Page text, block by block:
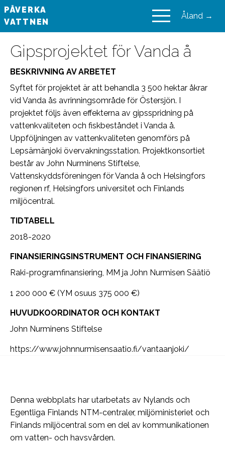
PÅVERKA
VATTNEN
Åland →
Gipsprojektet för Vanda å
BESKRIVNING AV ARBETET
Syftet för projektet är att behandla 3 500 hektar åkrar
vid Vanda ås avrinningsområde för Östersjön. I
projektet följs även effekterna av gipsspridning på
vattenkvaliteten och fiskbeståndet i Vanda å.
Uppföljningen av vattenkvaliteten genomförs på
Lepsämänjoki övervakningsstation. Projektkonsortiet
består av John Nurminens Stiftelse,
Vattenskyddsföreningen för Vanda å och Helsingfors
regionen rf, Helsingfors universitet och Finlands
miljöcentral.
TIDTABELL
2018-2020
FINANSIERINGSINSTRUMENT OCH FINANSIERING
Raki-programfinansiering, MM ja John Nurmisen Säätiö
1 200 000 € (YM osuus 375 000 €)
HUVUDKOORDINATOR OCH KONTAKT
John Nurminens Stiftelse
https://www.johnnurmisensaatio.fi/vantaanjoki/
Denna webbplats har utarbetats av Nylands och
Egentliga Finlands NTM-centraler, miljöministeriet och
Finlands miljöcentral som en del av kommunikationen
om vatten- och havsvården.